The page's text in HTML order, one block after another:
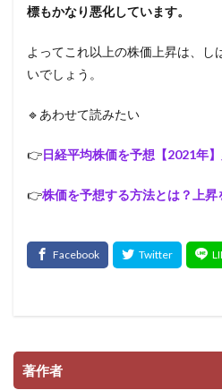
標もかなり悪化しています。
よってこれ以上の株価上昇は、し
いでしょう。
🔹あわせて読みたい
👉日経平均株価を予想【2021年
👉株価を予想する方法とは？上
著作者